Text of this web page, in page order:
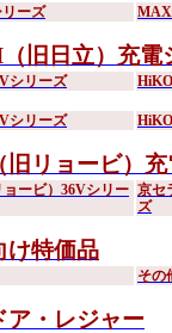
ーズ
旧日立）充電
シリーズ
シリーズ
旧リョービ）
ービ）36Vシリー 京セ
ズ
け特価品
その
ア・レジャー